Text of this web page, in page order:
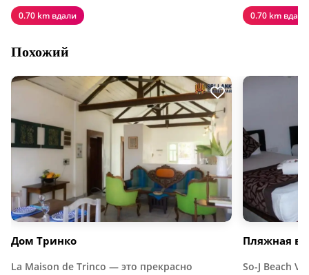
0.70 km вдали 0.70 km вдали
Похожий
Дом Тринко
La Maison de Trinco — это прекрасно
Пляжная
So-J Beach